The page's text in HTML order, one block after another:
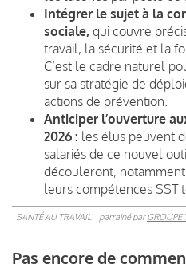
Intégrer le sujet à la
sociale, qui couvre
travail, la sécurité et la
C’est le cadre naturel
sur sa stratégie de
actions de prévention.
Anticiper l’ouverture
2026 : les élus peuvent
salariés de ce nouvel
découleront,
leurs compétences SST
SANTÉ AU TRAVAIL parrainé parGROUPE
Pas encore de